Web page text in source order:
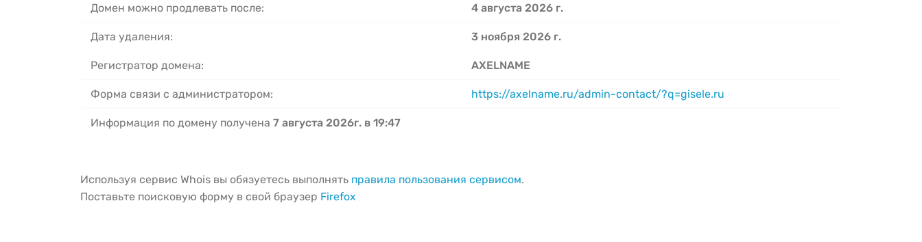
Домен можно продлевать после: 4 августа 2026 г.
Дата удаления: 3 ноября 2026 г.
Регистратор домена: AXELNAME
Форма связи с администратором: https://axelname.ru/admin-contact/?q=gisele.ru
Информация по домену получена 7 августа 2026г. в 19:47
Используя сервис Whois вы обязуетесь выполнять правила пользования сервисом.
Поставьте поисковую форму в свой браузер Firefox